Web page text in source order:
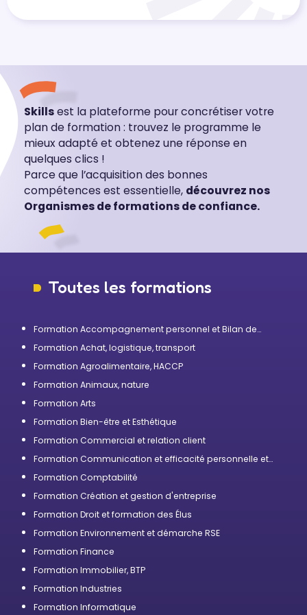
Skillsest la plateforme pour concrétiser votre
plan de formation : trouvez le programme le
mieux adapté et obtenez une réponse en
quelques clics !
Parce que l’acquisition des bonnes
compétences est essentielle, découvrez nos
Organismes de formations de confiance.
Toutes les formations
Formation Accompagnement personnel et Bilan de
Formation Achat, logistique, transport
Formation Agroalimentaire, HACCP
Formation Animaux, nature
Formation Arts
Formation Bien-être et Esthétique
Formation Commercial et relation client
Formation Communication et efficacité personnelle et
Formation Comptabilité
Formation Création et gestion d'entreprise
Formation Droit et formation des Élus
Formation Environnement et démarche RSE
Formation Finance
Formation Immobilier, BTP
Formation Industries
Formation Informatique